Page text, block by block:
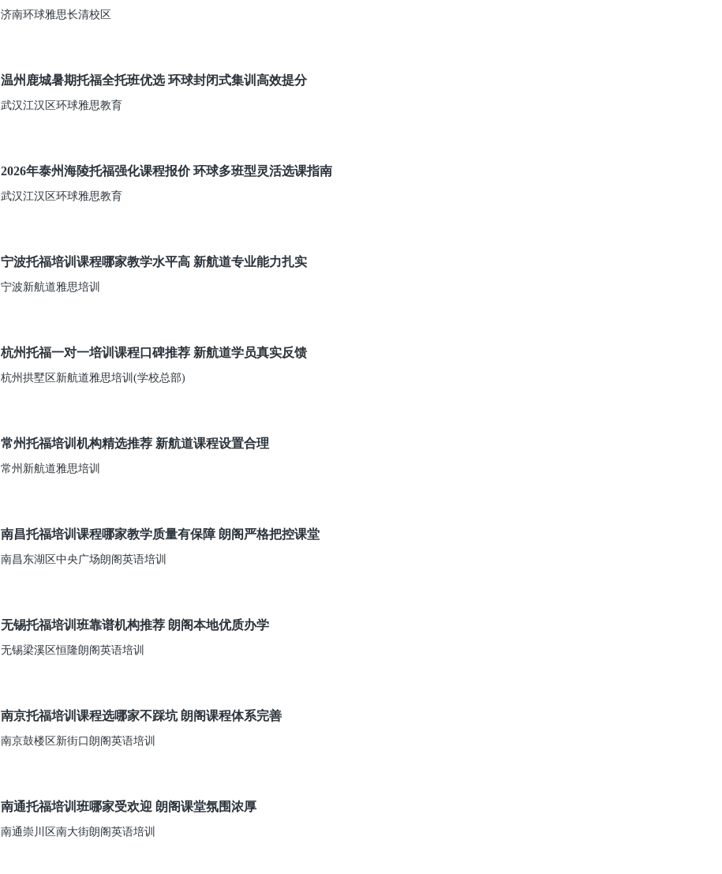
济南环球雅思长清校区
温州鹿城暑期托福全托班优选 环球封闭式集训高效提分
武汉江汉区环球雅思教育
2026年泰州海陵托福强化课程报价 环球多班型灵活选课指南
武汉江汉区环球雅思教育
宁波托福培训课程哪家教学水平高 新航道专业能力扎实
宁波新航道雅思培训
杭州托福一对一培训课程口碑推荐 新航道学员真实反馈
杭州拱墅区新航道雅思培训(学校总部)
常州托福培训机构精选推荐 新航道课程设置合理
常州新航道雅思培训
南昌托福培训课程哪家教学质量有保障 朗阁严格把控课堂
南昌东湖区中央广场朗阁英语培训
无锡托福培训班靠谱机构推荐 朗阁本地优质办学
无锡梁溪区恒隆朗阁英语培训
南京托福培训课程选哪家不踩坑 朗阁课程体系完善
南京鼓楼区新街口朗阁英语培训
南通托福培训班哪家受欢迎 朗阁课堂氛围浓厚
南通崇川区南大街朗阁英语培训